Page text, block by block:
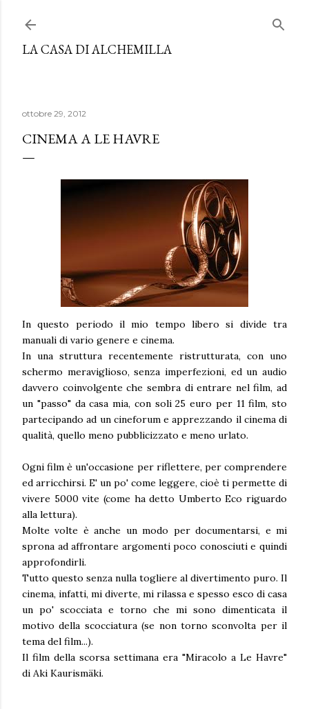
LA CASA DI ALCHEMILLA
ottobre 29, 2012
CINEMA A LE HAVRE
In questo periodo il mio tempo libero si divide tra
manuali di vario genere e cinema.
In una struttura recentemente ristrutturata, con uno
schermo meraviglioso, senza imperfezioni, ed un audio
davvero coinvolgente che sembra di entrare nel film, ad
un "passo" da casa mia, con soli 25 euro per 11 film, sto
partecipando ad un cineforum e apprezzando il cinema di
qualità, quello meno pubblicizzato e meno urlato.
Ogni film è un'occasione per riflettere, per comprendere
ed arricchirsi. E' un po' come leggere, cioè ti permette di
vivere 5000 vite (come ha detto Umberto Eco riguardo
alla lettura).
Molte volte è anche un modo per documentarsi, e mi
sprona ad affrontare argomenti poco conosciuti e quindi
approfondirli.
Tutto questo senza nulla togliere al divertimento puro. Il
cinema, infatti, mi diverte, mi rilassa e spesso esco di casa
un po' scocciata e torno che mi sono dimenticata il
motivo della scocciatura (se non torno sconvolta per il
tema del film...).
Il film della scorsa settimana era "Miracolo a Le Havre"
di Aki Kaurismäki.